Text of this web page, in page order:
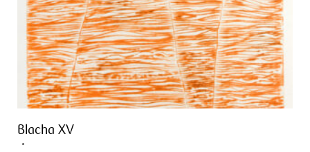
Blacha XV